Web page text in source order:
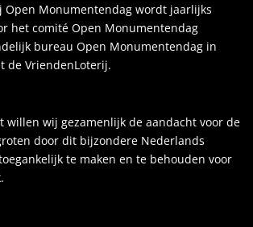
Open Monumentendag wordt jaarlijks
het comité Open Monumentendag
bureau Open Monumentendag in
de VriendenLoterij.
willen wij gezamenlijk de aandacht voor de
door dit bijzondere Nederlands
te maken en te behouden voor